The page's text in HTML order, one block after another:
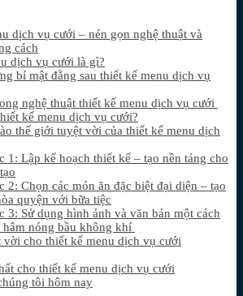
dịch vụ cưới – nén gọn nghệ thuật và
cách
dịch vụ cưới là gì?
bí mật đằng sau thiết kế menu dịch vụ
nghệ thuật thiết kế menu dịch vụ cưới
kế menu dịch vụ cưới?
thế giới tuyệt vời của thiết kế menu dịch
1: Lập kế hoạch thiết kế – tạo nền tảng cho
2: Chọn các món ăn đặc biệt đại diện – tạo
quyện với bữa tiệc
3: Sử dụng hình ảnh và văn bản một cách
hâm nóng bầu không khí
cho thiết kế menu dịch vụ cưới
cho thiết kế menu dịch vụ cưới
tôi hôm nay